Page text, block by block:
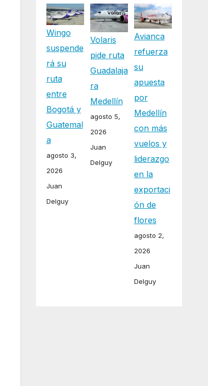
Wingo
suspende
rá su
ruta
entre
Bogotá y
Guatemal
a
agosto 3,
2026
Juan
Delguy
Volaris
pide ruta
Guadalaja
ra
Medellín
agosto 5,
2026
Juan
Delguy
Avianca
refuerza
su
apuesta
por
Medellín
con más
vuelos y
liderazgo
en la
exportaci
ón de
flores
agosto 2,
2026
Juan
Delguy